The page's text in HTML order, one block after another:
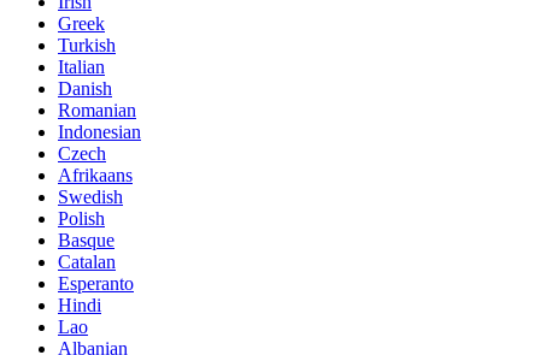
Greek
Turkish
Italian
Danish
Romanian
Indonesian
Czech
Afrikaans
Swedish
Polish
Basque
Catalan
Esperanto
Hindi
Lao
Albanian